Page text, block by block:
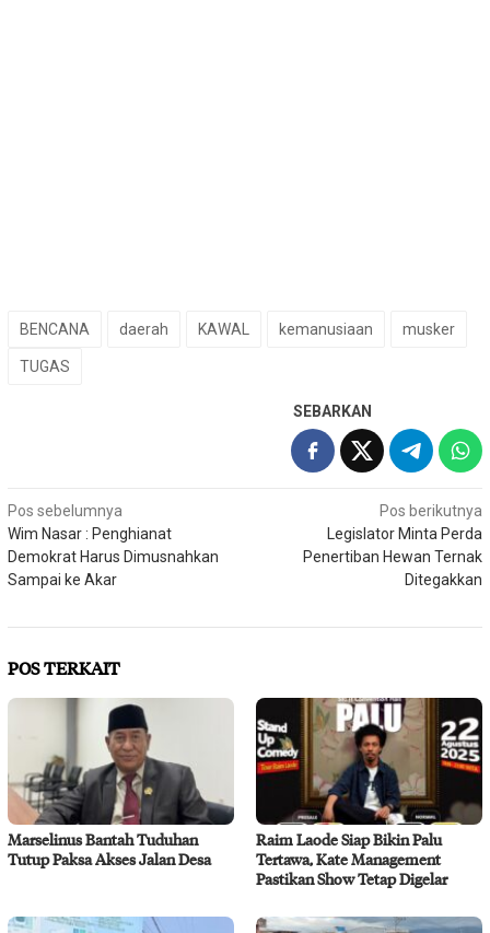
BENCANA daerah KAWAL kemanusiaan musker
TUGAS
SEBARKAN
Navigasi
pos
Pos sebelumnya
Wim Nasar : Penghianat
Demokrat Harus Dimusnahkan
Sampai ke Akar
Pos berikutnya
Legislator Minta Perda
Penertiban Hewan Ternak
Ditegakkan
POS TERKAIT
Marselinus Bantah Tuduhan
Tutup Paksa Akses Jalan Desa
Raim Laode Siap Bikin Palu
Tertawa, Kate Management
Pastikan Show Tetap Digelar